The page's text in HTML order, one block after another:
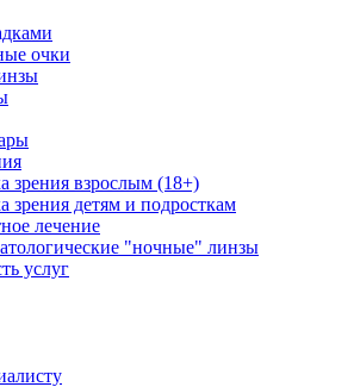
очки
зрения взрослым (18+)
зрения детям и подросткам
лечение
"ночные" линзы
услуг